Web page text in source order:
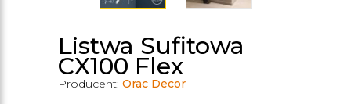
Listwa Sufitowa
CX100 Flex
Producent: Orac Decor